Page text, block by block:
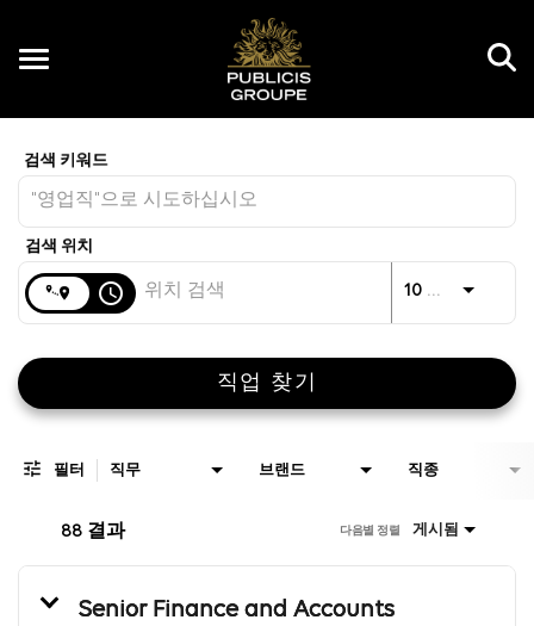
Toggle
KR
access_time 10 킬로미터
직업 찾기
필터 직무 브랜드 직종
88 결과 게시됨
다음별 정렬
Senior Finance and Accounts